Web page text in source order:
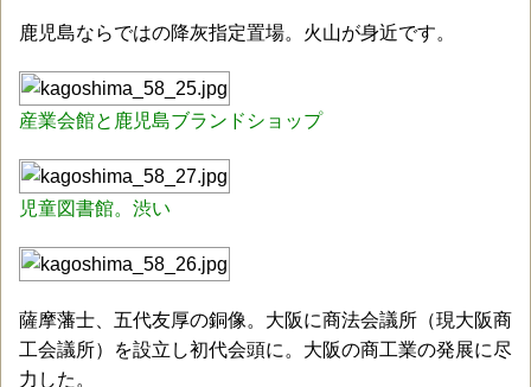
鹿児島ならではの降灰指定置場。火山が身近です。
産業会館と鹿児島ブランドショップ
児童図書館。渋い
薩摩藩士、五代友厚の銅像。大阪に商法会議所（現大阪商
工会議所）を設立し初代会頭に。大阪の商工業の発展に尽
力した。